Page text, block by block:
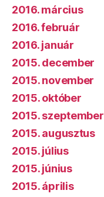
2016. március
2016. február
2016. január
2015. december
2015. november
2015. október
2015. szeptember
2015. augusztus
2015. július
2015. június
2015. április